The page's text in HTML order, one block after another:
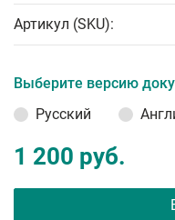
Артикул (SKU):
Выберите версию
Русский
1 200 руб.